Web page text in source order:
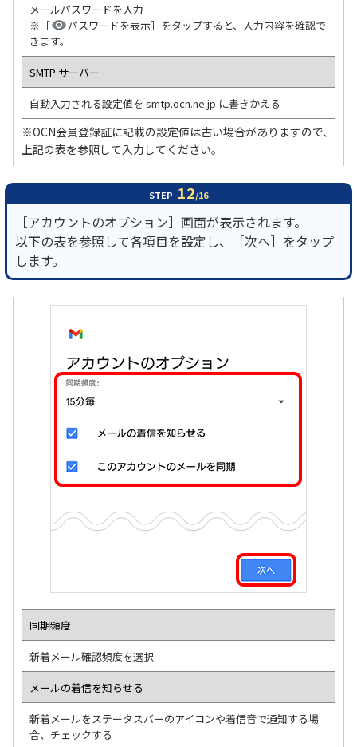
メールパスワードを入力
※［
パスワードを表示］をタップすると、入力内容を確認で
きます。
SMTP サーバー
自動入力される設定値を smtp.ocn.ne.jp に書きかえる
※OCN会員登録証に記載の設定値は古い場合がありますので、
上記の表を参照して入力してください。
STEP 12/16
［アカウントのオプション］画面が表示されます。
以下の表を参照して各項目を設定し、［次へ］をタップ
します。
同期頻度
新着メール確認頻度を選択
メールの着信を知らせる
新着メールをステータスバーのアイコンや着信音で通知する場
合、チェックする